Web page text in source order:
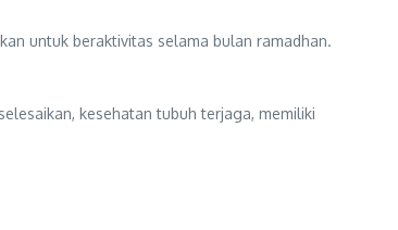
untuk beraktivitas selama bulan ramadhan.
kesehatan tubuh terjaga, memiliki